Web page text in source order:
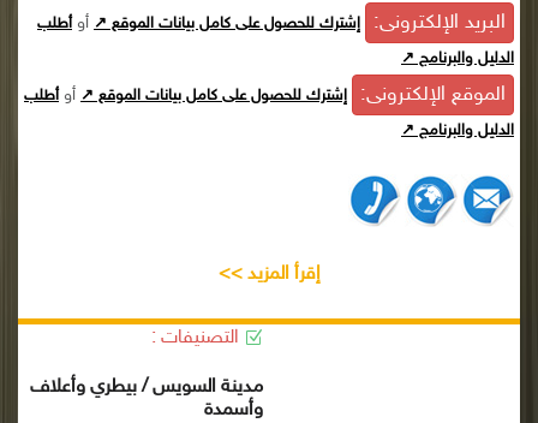
البريد الإلكترونى: إشترك للحصول على كامل بيانات الموقع ↗ أوأطلب
الدليل والبرنامج ↗
الموقع الإلكترونى: إشترك للحصول على كامل بيانات الموقع ↗ أوأطلب
الدليل والبرنامج ↗
إقرأ المزيد >>
التصنيفات :
مدينة السويس / بيطري وأعلاف
وأسمدة